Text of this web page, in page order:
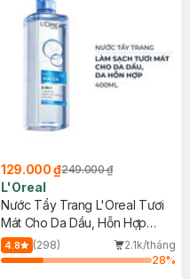
129.000 ₫249.000 ₫
L'Oreal
Nước Tẩy Trang L'Oreal Tươi
Mát Cho Da Dầu, Hỗn Hợp
400ml
4.8 (298)
2.1k/tháng
28%